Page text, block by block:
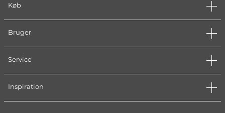
Køb
Bruger
Service
Inspiration